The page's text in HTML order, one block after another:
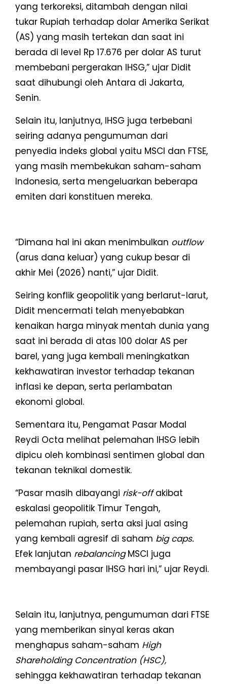
yang terkoreksi, ditambah dengan nilai
tukar Rupiah terhadap dolar Amerika Serikat
(AS) yang masih tertekan dan saat ini
berada di level Rp 17.676 per dolar AS turut
membebani pergerakan IHSG,” ujar Didit
saat dihubungi oleh Antara di Jakarta,
Senin.
Selain itu, lanjutnya, IHSG juga terbebani
seiring adanya pengumuman dari
penyedia indeks global yaitu MSCI dan FTSE,
yang masih membekukan saham-saham
Indonesia, serta mengeluarkan beberapa
emiten dari konstituen mereka.
“Dimana hal ini akan menimbulkan outflow
(arus dana keluar) yang cukup besar di
akhir Mei (2026) nanti,” ujar Didit.
Seiring konflik geopolitik yang berlarut-larut,
Didit mencermati telah menyebabkan
kenaikan harga minyak mentah dunia yang
saat ini berada di atas 100 dolar AS per
barel, yang juga kembali meningkatkan
kekhawatiran investor terhadap tekanan
inflasi ke depan, serta perlambatan
ekonomi global.
Sementara itu, Pengamat Pasar Modal
Reydi Octa melihat pelemahan IHSG lebih
dipicu oleh kombinasi sentimen global dan
tekanan teknikal domestik.
“Pasar masih dibayangi risk-offakibat
eskalasi geopolitik Timur Tengah,
pelemahan rupiah, serta aksi jual asing
yang kembali agresif di saham big caps.
Efek lanjutan rebalancingMSCI juga
membayangi pasar IHSG hari ini,” ujar Reydi.
Selain itu, lanjutnya, pengumuman dari FTSE
yang memberikan sinyal keras akan
menghapus saham-saham High
Shareholding Concentration (HSC),
sehingga kekhawatiran terhadap tekanan